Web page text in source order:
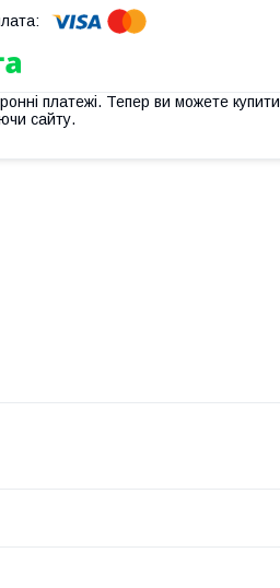
платежі. Тепер ви можете купити
сайту.